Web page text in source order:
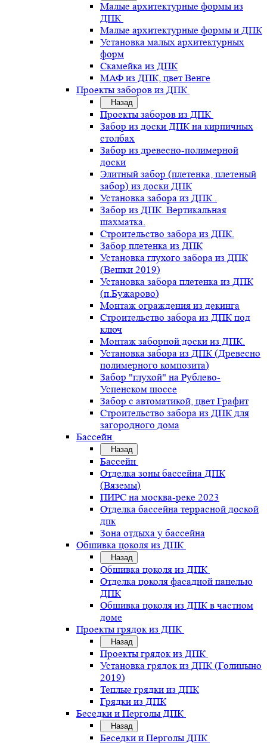
Малые архитектурные формы из
ДПК
Малые архитектурные формы и ДПК
Установка малых архитектурных
форм
Скамейка из ДПК
МАФ из ДПК, цвет Венге
Проекты заборов из ДПК
Назад
Проекты заборов из ДПК
Забор из доски ДПК на кирпичных
столбах
Забор из древесно-полимерной
доски
Элитный забор (плетенка, плетеный
забор) из доски ДПК
Установка забора из ДПК .
Забор из ДПК. Вертикальная
шахматка.
Строительство забора из ДПК.
Забор плетенка из ДПК
Установка глухого забора из ДПК
(Вешки 2019)
Установка забора плетенка из ДПК
(п.Бужарово)
Монтаж ограждения из декинга
Строительство забора из ДПК под
ключ
Монтаж заборной доски из ДПК.
Установка забора из ДПК (Древесно
полимерного композита)
Забор "глухой" на Рублево-
Успенском шоссе
Забор с автоматикой, цвет Графит
Строительство забора из ДПК для
загородного дома
Бассейн
Назад
Бассейн
Отделка зоны бассейна ДПК
(Вяземы)
ПИРС на москва-реке 2023
Отделка бассейна террасной доской
дпк
Зона отдыха у бассейна
Обшивка цоколя из ДПК
Назад
Обшивка цоколя из ДПК
Отделка цоколя фасадной панелью
ДПК
Обшивка цоколя из ДПК в частном
доме
Проекты грядок из ДПК
Назад
Проекты грядок из ДПК
Установка грядок из ДПК (Голицыно
2019)
Теплые грядки из ДПК
Грядки из ДПК
Беседки и Перголы ДПК
Назад
Беседки и Перголы ДПК